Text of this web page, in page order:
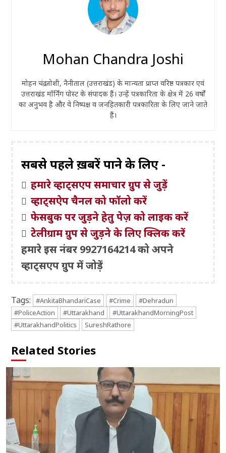
Mohan Chandra Joshi
मोहन चंद्र जोशी, नैनीताल (उत्तराखंड) के मान्यता प्राप्त वरिष्ठ पत्रकार एवं
उत्तराखंड मॉर्निंग पोस्ट के संपादक हैं। उन्हें पत्रकारिता के क्षेत्र में 26 वर्षों
का अनुभव है और वे निष्पक्ष व जनहितकारी पत्रकारिता के लिए जाने जाते
हैं।
सबसे पहले ख़बरें पाने के लिए -
हमारे व्हाट्सएप समाचार ग्रुप से जुड़ें
व्हाट्सऐप चैनल को फॉलो करें
फेसबुक पर जुड़ने हेतु पेज़ को लाइक करें
टेलीग्राम ग्रुप से जुड़ने के लिए क्लिक करें
हमारे इस नंबर 9927164214 को अपने
व्हाट्सएप ग्रुप में जोड़ें
Tags: #AnkitaBhandariCase #Crime
#Dehradun
#PoliceAction
#Uttarakhand
#UttarakhandMorningPost
#UttarakhandPolitics
SureshRathore
Related Stories